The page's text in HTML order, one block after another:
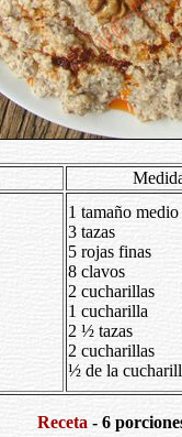
1 tamaño medio
3 tazas
5 rojas finas
8 clavos
2 cucharillas
1 cucharilla
2 ½ tazas
2 cucharillas
½ de la
Receta - 6